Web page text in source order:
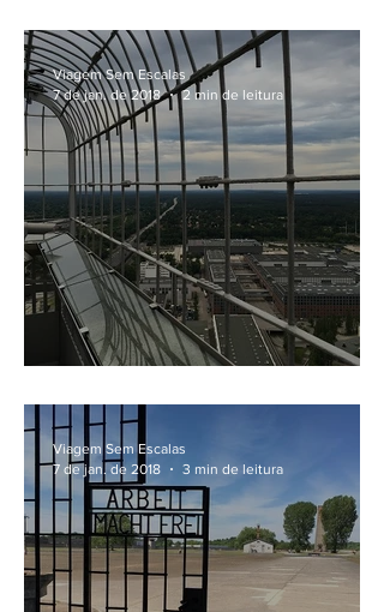
Berlim
Viagem Sem Escalas
7 de jan. de 2018
2 min de leitura
Viagem Sem Escalas
7 de jan. de 2018
3 min de leitura